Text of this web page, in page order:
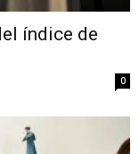
índice de
0